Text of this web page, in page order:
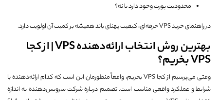
محدودیت پورت وجود دارد یا نه؟
در راهنمای خرید VPS حرفه‌ای، کیفیت پهنای باند همیشه بر کمیت آن اولویت دارد.
بهترین روش انتخاب ارائه‌دهنده VPS | از کجا
VPS بخریم؟
وقتی می‌پرسیم از کجا VPS بخریم، واقعاً منظورمان این است که کدام ارائه‌دهنده با
شرایط و عملکرد واقعی مناسب است. تصمیم درباره شرکت سرویس‌دهنده به اندازه